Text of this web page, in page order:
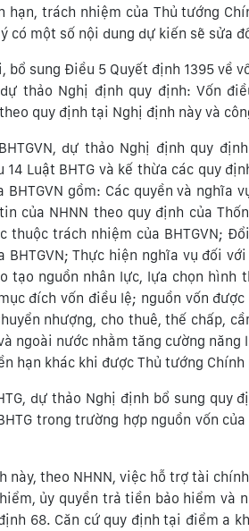
hạn, trách nhiệm của Thủ tướng
có một số nội dung dự kiến sẽ sửa
bổ sung Điều 5 Quyết định 1395 về
thảo Nghị định quy định: Vốn
quy định tại Nghị định này và
dự thảo Nghị định quy
Luật BHTG và kế thừa các quy
BHTGVN gồm: Các quyền và
của NHNN theo quy định của
thuộc trách nhiệm của BHTGVN;
Thực hiện nghĩa vụ đối
tạo nguồn nhân lực, lựa chọn
đích vốn điều lệ; nguồn vốn
nhượng, cho thuê, thế chấp,
ngoài nước nhằm tăng cường năng
hạn khác khi được Thủ tướng
dự thảo Nghị định bổ sung
trong trường hợp nguồn vốn
này, theo NHNN, việc hỗ trợ tài
ủy quyền trả tiền bảo hiểm
68. Căn cứ quy định tại điểm a